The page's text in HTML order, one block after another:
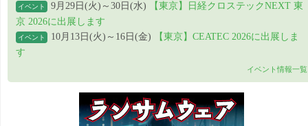
イベント 9月29日(火)～30日(水)
【東京】日経クロステックNEXT 東
京 2026に出展します
イベント 10月13日(火)～16日(金)
【東京】CEATEC 2026に出展しま
す
イベント情報一覧